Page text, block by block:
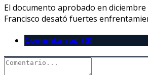
El documento aprobado en
Francisco desató fuertes
Comentarios (0)